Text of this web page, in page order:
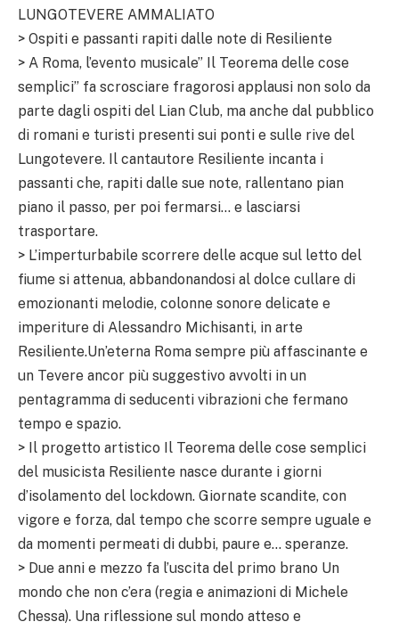
LUNGOTEVERE AMMALIATO
> Ospiti e passanti rapiti dalle note di Resiliente
> A Roma, l’evento musicale” Il Teorema delle cose
semplici” fa scrosciare fragorosi applausi non solo da
parte dagli ospiti del Lian Club, ma anche dal pubblico
di romani e turisti presenti sui ponti e sulle rive del
Lungotevere. Il cantautore Resiliente incanta i
passanti che, rapiti dalle sue note, rallentano pian
piano il passo, per poi fermarsi… e lasciarsi
trasportare.
> L’imperturbabile scorrere delle acque sul letto del
fiume si attenua, abbandonandosi al dolce cullare di
emozionanti melodie, colonne sonore delicate e
imperiture di Alessandro Michisanti, in arte
Resiliente.Un’eterna Roma sempre più affascinante e
un Tevere ancor più suggestivo avvolti in un
pentagramma di seducenti vibrazioni che fermano
tempo e spazio.
> Il progetto artistico Il Teorema delle cose semplici
del musicista Resiliente nasce durante i giorni
d’isolamento del lockdown. Giornate scandite, con
vigore e forza, dal tempo che scorre sempre uguale e
da momenti permeati di dubbi, paure e… speranze.
> Due anni e mezzo fa l’uscita del primo brano Un
mondo che non c’era (regia e animazioni di Michele
Chessa). Una riflessione sul mondo atteso e